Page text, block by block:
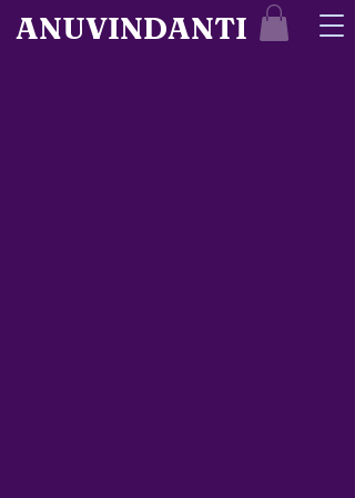
ANUVINDANTI